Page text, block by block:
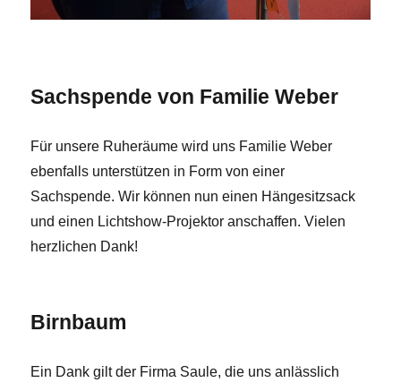
Sachspende von Familie Weber
Für unsere Ruheräume wird uns Familie Weber
ebenfalls unterstützen in Form von einer
Sachspende. Wir können nun einen Hängesitzsack
und einen Lichtshow-Projektor anschaffen. Vielen
herzlichen Dank!
Birnbaum
Ein Dank gilt der Firma Saule, die uns anlässlich